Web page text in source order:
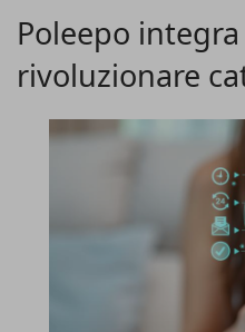
identificare e mitigare i
delle reti globali di
Poleepo
rivoluzionare
customer